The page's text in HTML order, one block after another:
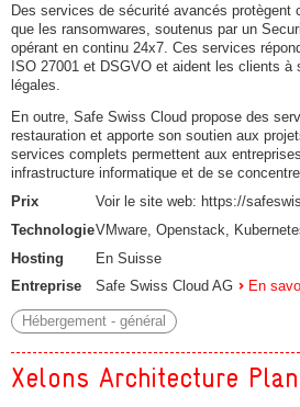
Des services de sécurité avancés protègent
que les ransomwares, soutenus par un
opérant en continu 24x7. Ces services
ISO 27001 et DSGVO et aident les clients à
légales.
En outre, Safe Swiss Cloud propose des
restauration et apporte son soutien aux
services complets permettent aux
infrastructure informatique et de se
Prix
Voir le site web: https://
TechnologieVMware, Openstack,
Hosting
En Suisse
Entreprise
Safe Swiss Cloud AG En
Hébergement - général
Xelons Architecture